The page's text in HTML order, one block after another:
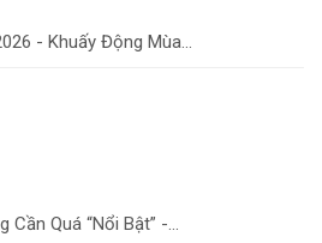
- Khuấy Động Mùa...
Cần Quá “Nổi Bật” -...